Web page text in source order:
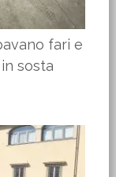
fari e
sosta